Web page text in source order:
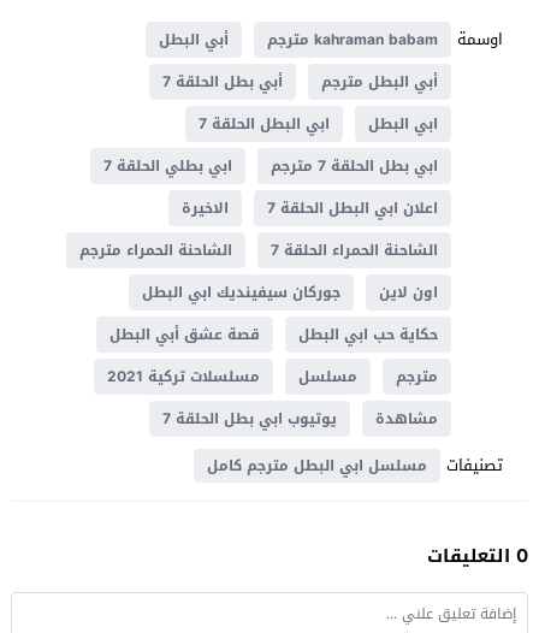
اوسمة
kahraman babam مترجم
أبي البطل
أبي البطل مترجم
أبي بطل الحلقة 7
ابي البطل
ابي البطل الحلقة 7
ابي بطل الحلقة 7 مترجم
ابي بطلي الحلقة 7
اعلان ابي البطل الحلقة 7
الاخيرة
الشاحنة الحمراء الحلقة 7
الشاحنة الحمراء مترجم
اون لاين
جوركان سيفينديك ابي البطل
حكاية حب ابي البطل
قصة عشق أبي البطل
مترجم
مسلسل
مسلسلات تركية 2021
مشاهدة
يوتيوب ابي بطل الحلقة 7
تصنيفات مسلسل ابي البطل مترجم كامل
0 التعليقات